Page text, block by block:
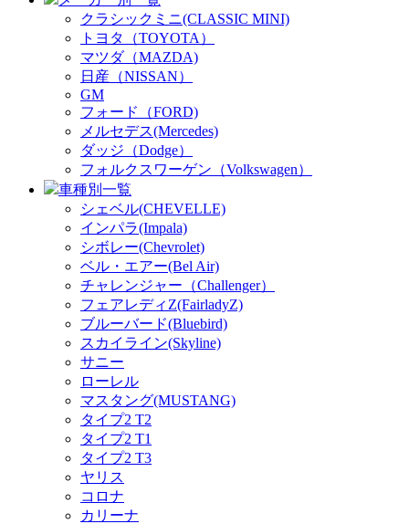
クラシックミニ(CLASSIC MINI)
トヨタ（TOYOTA）
マツダ（MAZDA)
日産（NISSAN）
GM
フォード（FORD)
メルセデス(Mercedes)
ダッジ（Dodge）
フォルクスワーゲン（Volkswagen）
車種別一覧
シェベル(CHEVELLE)
インパラ(Impala)
シボレー(Chevrolet)
ベル・エアー(Bel Air)
チャレンジャー（Challenger）
フェアレディZ(FairladyZ)
ブルーバード(Bluebird)
スカイライン(Skyline)
サニー
ローレル
マスタング(MUSTANG)
タイプ2 T2
タイプ2 T1
タイプ2 T3
ヤリス
コロナ
カリーナ